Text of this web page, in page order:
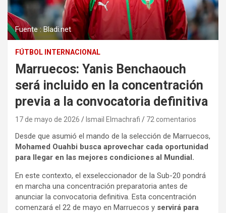
Fuente : Bladi.net
FÚTBOL INTERNACIONAL
Marruecos: Yanis Benchaouch
será incluido en la concentración
previa a la convocatoria definitiva
17 de mayo de 2026 Ismail Elmachrafi 72 comentarios
Desde que asumió el mando de la selección de Marruecos,
Mohamed Ouahbi busca aprovechar cada oportunidad
para llegar en las mejores condiciones al Mundial.
En este contexto, el exseleccionador de la Sub-20 pondrá
en marcha una concentración preparatoria antes de
anunciar la convocatoria definitiva. Esta concentración
comenzará el 22 de mayo en Marruecos y servirá para